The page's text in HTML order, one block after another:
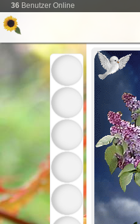
36 Benutzer Online